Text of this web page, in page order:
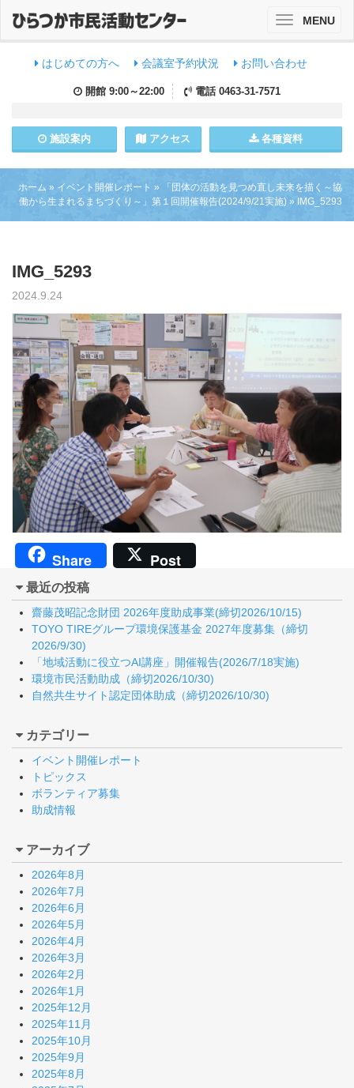
はじめての方へ 会議室予約状況 お問い合わせ
開館 9:00～22:00 電話 0463-31-7571
施設案内 アクセス 各種資料
ToggleMENU
ホーム » イベント開催レポート »
「団体の活動を見つめ直し未来を描く～協
働から生まれるまちづくり～」第１回開催報告(2024/9/21実施) » IMG_5293
IMG_5293
2024.9.24
Share Post
最近の投稿
齋藤茂昭記念財団 2026年度助成事業(締切2026/10/15)
TOYO TIREグループ環境保護基金 2027年度募集（締切
2026/9/30)
「地域活動に役立つAI講座」開催報告(2026/7/18実施)
環境市民活動助成（締切2026/10/30)
自然共生サイト認定団体助成（締切2026/10/30)
カテゴリー
イベント開催レポート
トピックス
ボランティア募集
助成情報
アーカイブ
2026年8月
2026年7月
2026年6月
2026年5月
2026年4月
2026年3月
2026年2月
2026年1月
2025年12月
2025年11月
2025年10月
2025年9月
2025年8月